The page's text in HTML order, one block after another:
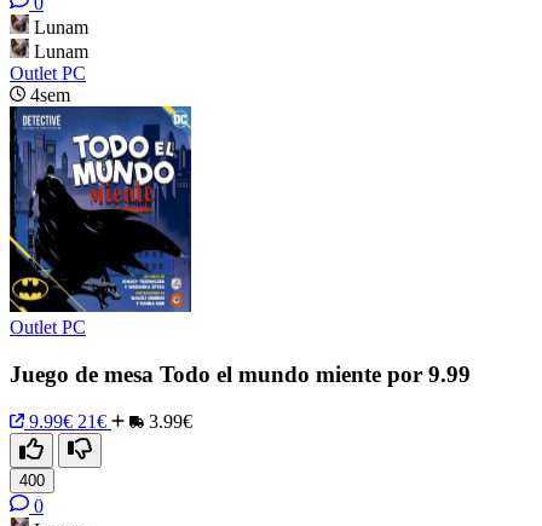
Lunam
Lunam
Outlet PC
4sem
Outlet PC
Juego de mesa Todo el mundo miente por 9.99
9.99€ 21€ 3.99€
400
0